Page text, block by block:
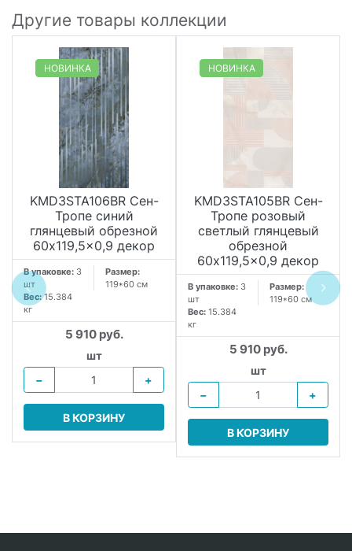
Другие товары коллекции
НОВИНКА
KMD3STA106BR Сен-
Тропе синий
глянцевый обрезной
60x119,5x0,9 декор
В упаковке: 3
шт
Размер:
119*60 см
Вес:15.384
кг
5 910 руб.
шт
−
+
В КОРЗИНУ
НОВИНКА
KMD3STA105BR Сен-
Тропе розовый
светлый глянцевый
обрезной
60x119,5x0,9 декор
В упаковке: 3
шт
Размер:
119*60 см
Вес: 15.384
кг
5 910 руб.
шт
−
+
В КОРЗИНУ